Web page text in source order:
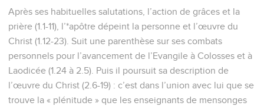
Après ses habituelles salutations, l’action de grâces et la
prière (1.1-11), l’*apôtre dépeint la personne et l’œuvre du
Christ (1.12-23). Suit une parenthèse sur ses combats
personnels pour l’avancement de l’Evangile à Colosses et à
Laodicée (1.24 à 2.5). Puis il poursuit sa description de
l’œuvre du Christ (2.6-19) : c’est dans l’union avec lui que se
trouve la « plénitude » que les enseignants de mensonges